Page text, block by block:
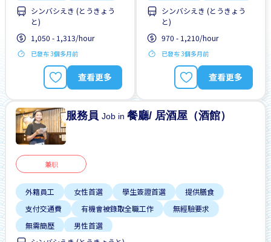
靠近車站
シンバシえき (とうきょう
と)
1,050 - 1,313/hour
已發布 3個多月前
查看更多
靠近車站
シンバシえき (とうきょう
と)
970 - 1,210/hour
已發布 3個多月前
查看更多
服務員Job in餐廳/ 居酒屋（酒館）
兼职
外籍員工 女性首選 學生簽證首選
提供膳食
支付交通費
有機會被錄取全職工作
無經驗要求
無需簡歷
男性首選